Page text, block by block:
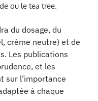
ou le tea tree.
du dosage, du
crème neutre) et de
Les publications
et les
sur l’importance
à chaque